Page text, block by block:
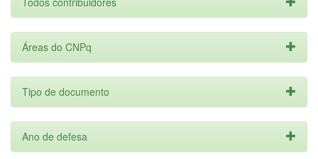
Áreas do CNPq
Tipo de documento
Ano de defesa